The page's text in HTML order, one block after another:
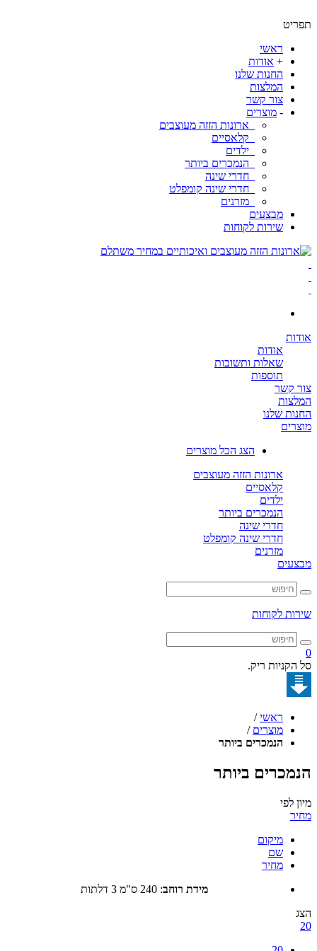
ראשי
אודות
החנות שלנו
המלצות
צור קשר
מוצרים
ארונות הזזה מעוצבים
קלאסיים
ילדים
הנמכרים ביותר
חדרי שינה
חדרי שינה קומפלט
מזרנים
מבצעים
שירות לקוחות
אודות
שאלות ותשובות
תוספות
קשר
שלנו
הצג הכל מוצרים
ארונות הזזה מעוצבים
קלאסיים
הנמכרים ביותר
חדרי שינה
חדרי שינה קומפלט
מזרנים
לקוחות
ריק.
ראשי
/
מוצרים /
הנמכרים ביותר
ביותר
מיקום
שם
מחיר
מידת רוחב :240 ס"מ 3 דלתות